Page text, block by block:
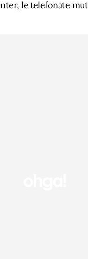
le telefonate